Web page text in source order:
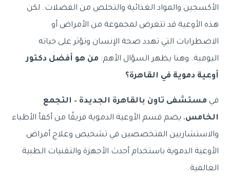
الأكسجين والمواد الغذائية والتخلص من الفضلات. لكن
هذه الأوعية قد تتعرض لمجموعة من الأمراض أو
الاضطرابات التي تهدد صحة الإنسان وتؤثر على حياته
اليومية. وهنا يظهر السؤال الأهم: من هو أفضل دكتور
أوعية دموية في القاهرة؟
في مستشفى تاون بالقاهرة الجديدة – التجمع
الخامس، يضم قسم الأوعية الدموية فريقًا من أكفأ الأطباء
والاستشاريين المتخصصين في تشخيص وعلاج أمراض
الأوعية الدموية باستخدام أحدث الأجهزة والتقنيات الطبية
العالمية.